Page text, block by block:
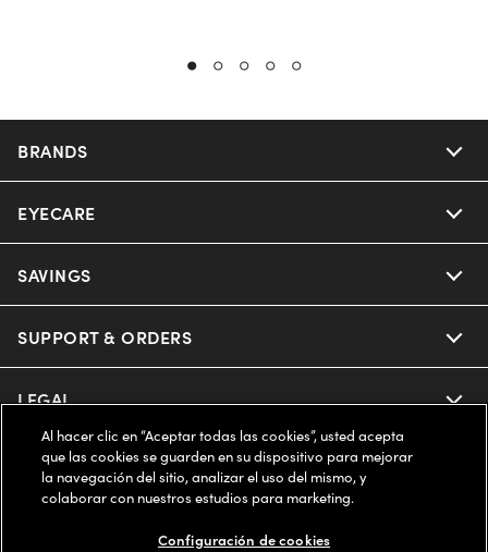
BRANDS
Nuance Audio
Ray-Ban
Oakley
Oakley Meta
Miu Miu
EYECARE
Our Eyeglasses
Our Sunglasses
Our Contact Lenses
Ray-Ban | Meta
Oakley Meta
SAVINGS
Offers & Discount
Insurance
FSA & HSA
CareCredit Credit Card
SUPPORT & ORDERS
Help Center
Online Order Status
LEGAL
Privacy Policy
COMPANY INFO
Al hacer clic en “Aceptar todas las cookies”, usted acepta
que las cookies se guarden en su dispositivo para mejorar
la navegación del sitio, analizar el uso del mismo, y
colaborar con nuestros estudios para marketing.
Configuración de cookies